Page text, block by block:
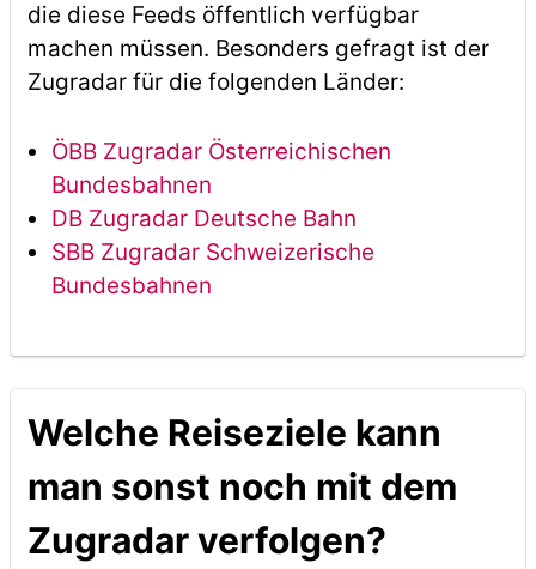
die diese Feeds öffentlich verfügbar
machen müssen. Besonders gefragt ist der
Zugradar für die folgenden Länder:
ÖBB Zugradar Österreichischen
Bundesbahnen
DB Zugradar Deutsche Bahn
SBB Zugradar Schweizerische
Bundesbahnen
Welche Reiseziele kann
man sonst noch mit dem
Zugradar verfolgen?